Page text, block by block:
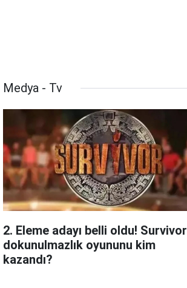
Medya - Tv
2. Eleme adayı belli oldu! Survivor
dokunulmazlık oyununu kim
kazandı?